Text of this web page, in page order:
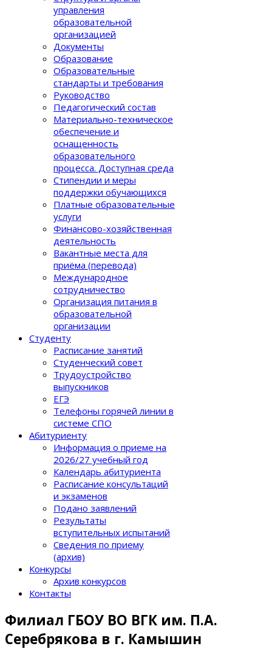
управления
образовательной
организацией
Документы
Образование
Образовательные
стандарты и требования
Руководство
Педагогический состав
Материально-техническое
обеспечение и
оснащенность
образовательного
процеcса. Доступная среда
Стипендии и меры
поддержки обучающихся
Платные образовательные
услуги
Финансово-хозяйственная
деятельность
Вакантные места для
приёма (перевода)
Международное
сотрудничество
Организация питания в
образовательной
организации
Студенту
Расписание занятий
Студенческий совет
Трудоустройство
выпускников
ЕГЭ
Телефоны горячей линии в
системе СПО
Абитуриенту
Информация о приеме на
2026/27 учебный год
Календарь абитуриента
Расписание консультаций
и экзаменов
Подано заявлений
Результаты
вступительных испытаний
Сведения по приему
(архив)
Конкурсы
Архив конкурсов
Контакты
Филиал ГБОУ ВО ВГК им. П.А.
Серебрякова в г. Камышин